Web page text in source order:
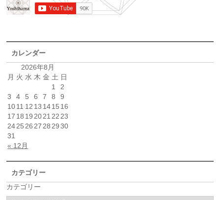
カレンダー
2026年8月
月 火 水 木 金 土 日
« 12月
1
2
3
4 5 6 7 8
9
1011 12 13 1415 16
17 18 19 2021 22 23
2425 26 27 28 29 30
31
カテゴリー
カテゴリー